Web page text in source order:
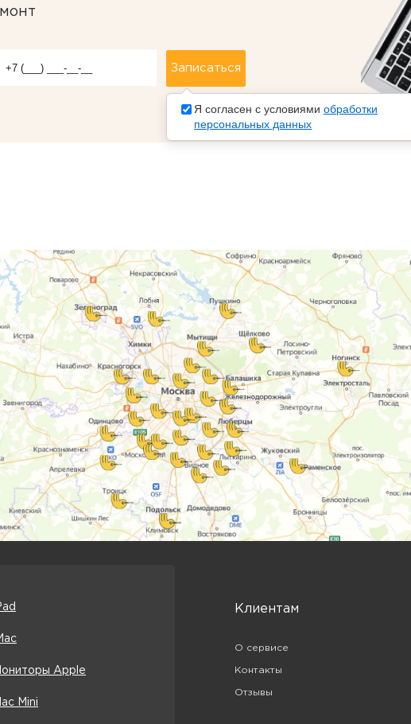
Apple
Mini
Клиентам
О сервисе
Контакты
Отзывы
Я согласен с условиями обработки
персональных данных